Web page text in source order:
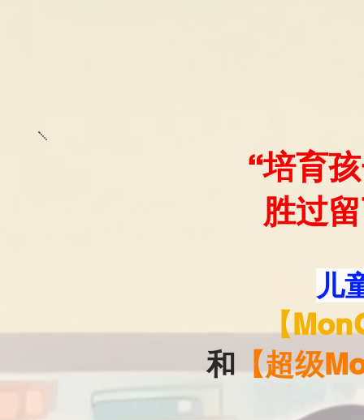
“培育
胜过
儿
【
和 【超级